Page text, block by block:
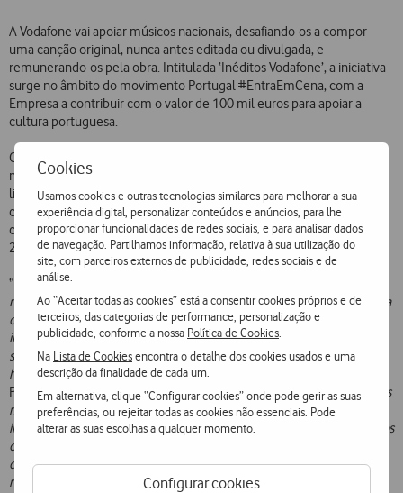
Cookies
Usamos cookies e outras tecnologias similares para melhorar a sua
experiência digital, personalizar conteúdos e anúncios, para lhe
proporcionar funcionalidades de redes sociais, e para analisar dados
de navegação. Partilhamos informação, relativa à sua utilização do
site, com parceiros externos de publicidade, redes sociais e de
análise.
Ao “Aceitar todas as cookies” está a consentir cookies próprios e de
terceiros, das categorias de performance, personalização e
publicidade, conforme a nossa Política de Cookies
Na Lista de Cookiesencontra o detalhe dos cookies usados e uma
descrição da finalidade de cada um.
Em alternativa, clique “Configurar cookies” onde pode gerir as suas
preferências, ou rejeitar todas as cookies não essenciais. Pode
alterar as suas escolhas a qualquer momento.
Configurar cookies
A Vodafone vai apoiar músicos nacionais, desafiando-os a compor
uma canção original, nunca antes editada ou divulgada, e
remunerando-os pela obra. Intitulada ‘Inéditos Vodafone’, a iniciativa
surge no âmbito do movimento Portugal #EntraEmCena, com a
Empresa a contribuir com o valor de 100 mil euros para apoiar a
cultura portuguesa.
O objetivo é selecionar 20 canções, que terão a sua estreia nacional
na rádio Vodafone FM. Os 20 temas serão selecionados por um júri
liderado pela rádio, serão gravados em estúdio e integrarão a
coletânea ‘Inéditos Vodafone’. Depois, o objetivo é, assim que as
circunstâncias o permitirem, realizar-se uma atuação ao vivo com os
20 autores de cada uma das canções.
“ A cultura foi a primeira área da sociedade a ser obrigada a parar e,
muito provavelmente, vai ser a última a regressar. Esta situação deixa
os artistas nacionais numa situação de enorme fragilidade e era
impossível a Vodafone ficar indiferente, especialmente quando
somos uma marca com uma forte presença no território da música
há já 20 anos”, diz Leonor Dias, Diretora de Marca da Vodafone
Portugal, acrescentando:“Em alturas críticas como a que vivemos, as
marcas têm de estar à altura dos valores que defendem. Com esta
iniciativa queremos, de certa forma, retribuir a generosidade de todos
os músicos que, no início da quarentena, colocaram o seu talento ao
dispor dos portugueses, entretendo-os com concertos gratuitos nas
redes sociais